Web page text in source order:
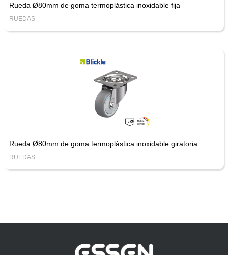
Rueda Ø80mm de goma termoplástica inoxidable fija
RUEDAS
Rueda Ø80mm de goma termoplástica inoxidable giratoria
RUEDAS